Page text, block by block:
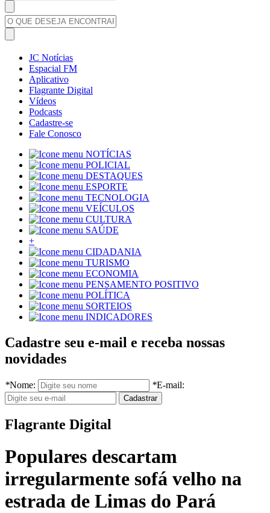
JC Notícias
Espacial FM
Aplicativo
Flagrante Digital
Vídeos
Podcasts
Cadastre-se
Fale Conosco
NOTÍCIAS
POLICIAL
DESTAQUES
ESPORTE
TECNOLOGIA
VEÍCULOS
CULTURA
SAÚDE
+
CIDADANIA
TURISMO
ECONOMIA
PENSAMENTO POSITIVO
POLÍTICA
SORTEIOS
INDICADORES
Cadastre seu e-mail e receba nossas
novidades
*Nome: *E-mail:
Flagrante Digital
Populares descartam
irregularmente sofá velho na
estrada de Limas do Pará